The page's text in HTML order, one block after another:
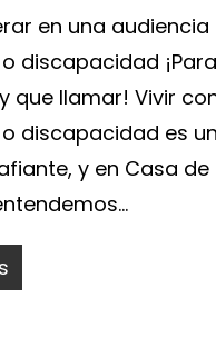
en una audiencia
discapacidad ¡Para
que llamar! Vivir
discapacidad es un
y en Casa de